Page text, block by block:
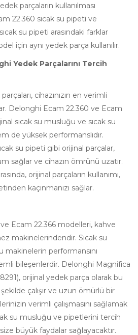
parçaların kullanılması
22.360 sıcak su pipeti ve
su pipeti arasındaki farklar
için aynı yedek parça kullanılır.
Yedek Parçalarını Tercih
cihazınızın en verimli
Delonghi Ecam 22.360 ve Ecam
sıcak su musluğu ve sıcak su
de yüksek performanslıdır.
su pipeti gibi orijinal parçalar,
sağlar ve cihazın ömrünü uzatır.
orijinal parçaların kullanımı,
kaçınmanızı sağlar.
Ecam 22.366 modelleri, kahve
makinelerindendir. Sıcak su
performansını
bileşenlerdir. Delonghi Magnifica
orijinal yedek parça olarak bu
çalışır ve uzun ömürlü bir
verimli çalışmasını sağlamak
su musluğu ve pipetlerini tercih
büyük faydalar sağlayacaktır.